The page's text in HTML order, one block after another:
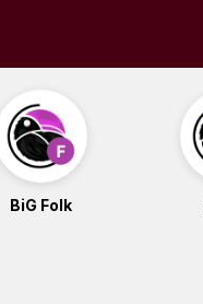
BiG Folk